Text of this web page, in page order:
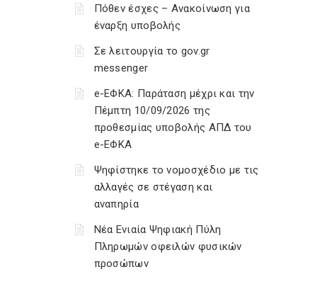
Πόθεν έσχες – Ανακοίνωση για
έναρξη υποβολής
Σε λειτουργία το gov.gr
messenger
e-ΕΦΚΑ: Παράταση μέχρι και την
Πέμπτη 10/09/2026 της
προθεσμίας υποβολής ΑΠΔ του
e-ΕΦΚΑ
Ψηφίστηκε το νομοσχέδιο με τις
αλλαγές σε στέγαση και
αναπηρία
Νέα Ενιαία Ψηφιακή Πύλη
Πληρωμών οφειλών φυσικών
προσώπων